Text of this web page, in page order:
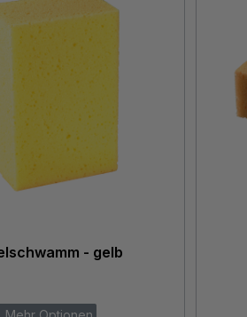
- gelb